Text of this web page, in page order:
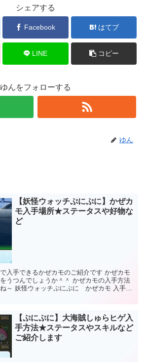
シェアする
Facebook はてブ
LINE コピー
ゆんをフォローする
ゆん
【妖怪ウォッチぷにぷに】かぜカ
モ入手場所★ステータスや好物な
ど
入手できるかぜカモのご紹介です かぜカモ
うつんでしょうか＾＾ かぜカモの入手方法
～ 妖怪ウォッチぷにぷに かぜカモ 入手方
【ぷにぷに】大海賊しゅらヒゲ入
手方法★ステータスやスキルなど
ご紹介します